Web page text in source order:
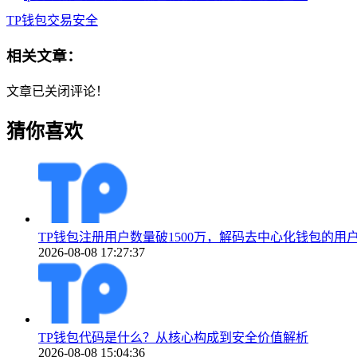
TP钱包交易安全
相关文章：
文章已关闭评论！
猜你喜欢
TP钱包注册用户数量破1500万，解码去中心化钱包的用
2026-08-08 17:27:37
TP钱包代码是什么？从核心构成到安全价值解析
2026-08-08 15:04:36